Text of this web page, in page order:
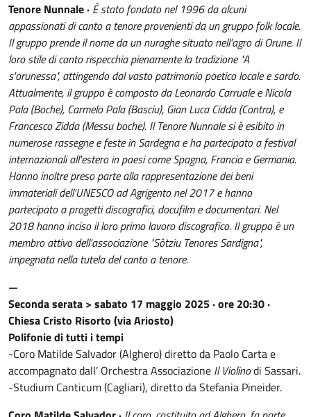
Tenore Nunnale · È stato fondato nel 1996 da alcuni
appassionati di canto a tenore provenienti da un gruppo folk locale.
Il gruppo prende il nome da un nuraghe situato nell'agro di Orune. Il
loro stile di canto rispecchia pienamente la tradizione "A
s'orunessa", attingendo dal vasto patrimonio poetico locale e sardo.
Attualmente, il gruppo è composto da Leonardo Carruale e Nicola
Pala (Boche), Carmelo Pala (Basciu), Gian Luca Cidda (Contra), e
Francesco Zidda (Messu boche). Il Tenore Nunnale si è esibito in
numerose rassegne e feste in Sardegna e ha partecipato a festival
internazionali all'estero in paesi come Spagna, Francia e Germania.
Hanno inoltre preso parte alla rappresentazione dei beni
immateriali dell'UNESCO ad Agrigento nel 2017 e hanno
partecipato a progetti discografici, docufilm e documentari. Nel
2018 hanno inciso il loro primo lavoro discografico. Il gruppo è un
membro attivo dell'associazione "Sòtziu Tenores Sardigna",
impegnata nella tutela del canto a tenore.
---
Seconda serata > sabato 17 maggio 2025 · ore 20:30 ·
Chiesa Cristo Risorto (via Ariosto)
Polifonie di tutti i tempi
-Coro Matilde Salvador (Alghero) diretto da Paolo Carta e
accompagnato dall’ Orchestra Associazione Il Violinodi Sassari.
-Studium Canticum (Cagliari), diretto da Stefania Pineider.